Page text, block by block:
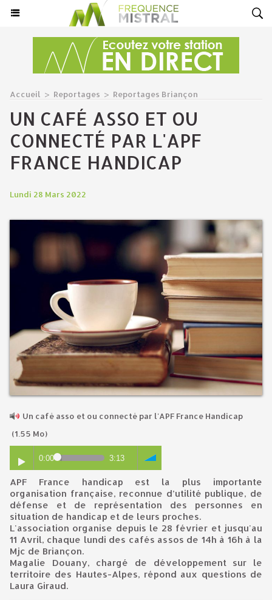
Accueil > Reportages > Reportages Briançon
UN CAFÉ ASSO ET OU
CONNECTÉ PAR L'APF
FRANCE HANDICAP
Lundi 28 Mars 2022
Un café asso et ou connecté par l'APF France Handicap
(1.55 Mo)
0:00 3:13
APF France handicap est la plus importante
organisation française, reconnue d’utilité publique, de
défense et de représentation des personnes en
situation de handicap et de leurs proches.
L'association organise depuis le 28 février et jusqu'au
11 Avril, chaque lundi des cafés assos de 14h à 16h à la
Mjc de Briançon.
Magalie Douany, chargé de développement sur le
territoire des Hautes-Alpes, répond aux questions de
Laura Giraud.